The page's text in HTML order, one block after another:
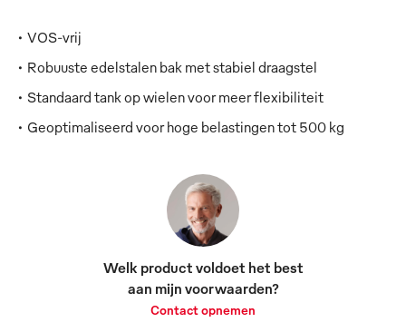
VOS-vrij
Robuuste edelstalen bak met stabiel draagstel
Standaard tank op wielen voor meer flexibiliteit
Geoptimaliseerd voor hoge belastingen tot 500 kg
Welk product voldoet het best
aan mijn voorwaarden?
Contact opnemen